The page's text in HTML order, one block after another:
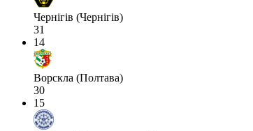
Чернігів (Чернігів)
31
14
Ворскла (Полтава)
30
15